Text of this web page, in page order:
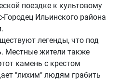
поездке к культовому
Ильинского района
легенды, что под
Местные жители также
камень с крестом
"лихим" людям грабить